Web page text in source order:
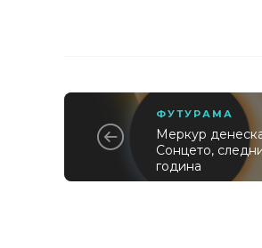
ФУТУРАМА
Меркур
Сонцето,
година